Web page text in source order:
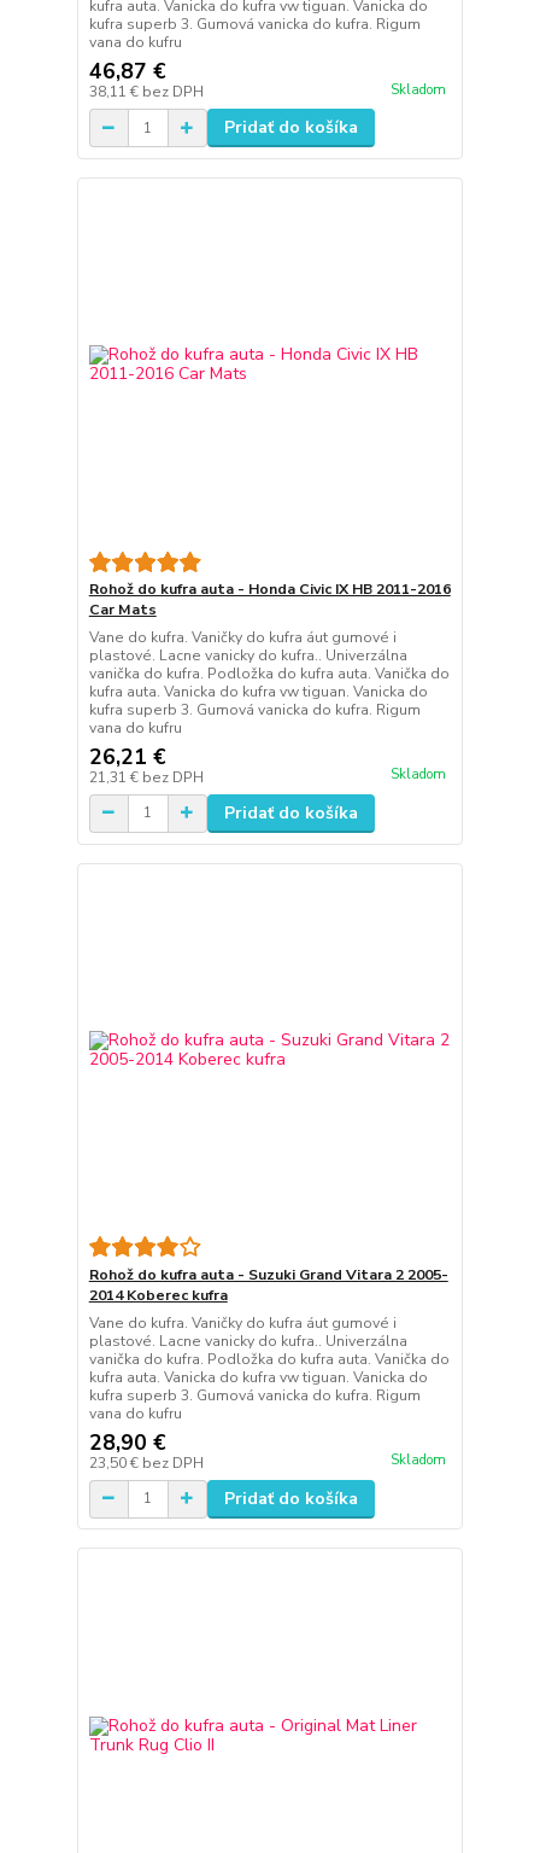
kufra auta. Vanicka do kufra vw tiguan. Vanicka do
kufra superb 3. Gumová vanicka do kufra. Rigum
vana do kufru
46,87 €
38,11 € bez DPH Skladom
Pridať do košíka
Rohož do kufra auta - Honda Civic IX HB 2011-2016
Car Mats
Vane do kufra. Vaničky do kufra áut gumové i
plastové. Lacne vanicky do kufra.. Univerzálna
vanička do kufra. Podložka do kufra auta. Vanička do
kufra auta. Vanicka do kufra vw tiguan. Vanicka do
kufra superb 3. Gumová vanicka do kufra. Rigum
vana do kufru
26,21 €
21,31 € bez DPH Skladom
Pridať do košíka
Rohož do kufra auta - Suzuki Grand Vitara 2 2005-
2014 Koberec kufra
Vane do kufra. Vaničky do kufra áut gumové i
plastové. Lacne vanicky do kufra.. Univerzálna
vanička do kufra. Podložka do kufra auta. Vanička do
kufra auta. Vanicka do kufra vw tiguan. Vanicka do
kufra superb 3. Gumová vanicka do kufra. Rigum
vana do kufru
28,90 €
23,50 € bez DPH Skladom
Pridať do košíka